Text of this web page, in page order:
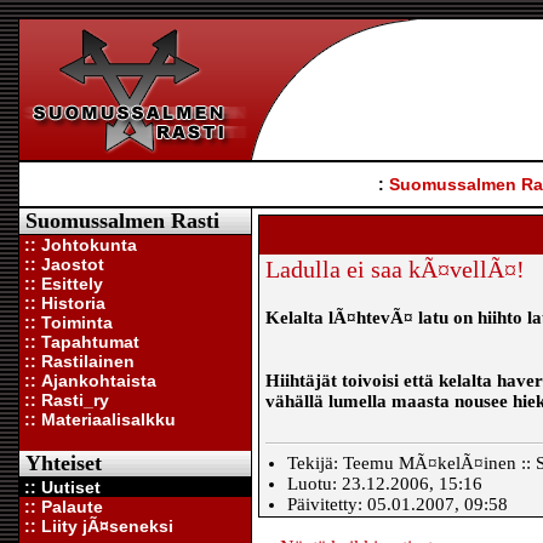
: Suomussalmen
Suomussalmen Rasti
:: Johtokunta
:: Jaostot
:: Esittely
:: Historia
:: Toiminta
:: Tapahtumat
:: Rastilainen
:: Ajankohtaista
:: Rasti_ry
:: Materiaalisalkku
Yhteiset
:: Uutiset
:: Palaute
:: Liity jÃ¤seneksi
Ladulla ei saa kÃ¤vellÃ¤!
Kelalta lÃ¤htevÃ¤ latu on hiihto
Hiihtäjät toivoisi että kelalta
vähällä lumella maasta nousee
Tekijä: Teemu MÃ¤kelÃ¤inen ::
Luotu: 23.12.2006, 15:16
Päivitetty: 05.01.2007, 09:58